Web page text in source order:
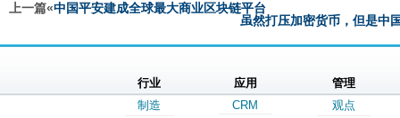
上一篇«中国平安建成全球最大商业区块链平台
虽然打压加密货币，但是中
行业
制造
应用
CRM
管理
观点